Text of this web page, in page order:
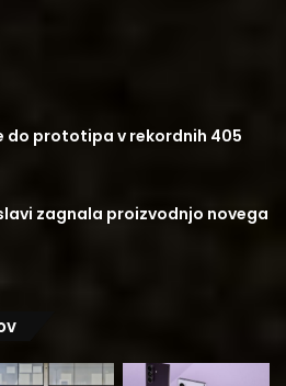
do prototipa v rekordnih 405
zagnala proizvodnjo novega